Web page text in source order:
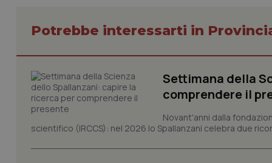
Potrebbe interessarti in
Settimana della
comprendere il
Novant'anni dalla
scientifico (IRCCS): nel 2026 lo Spallanzani celebra due
tracking-sites-